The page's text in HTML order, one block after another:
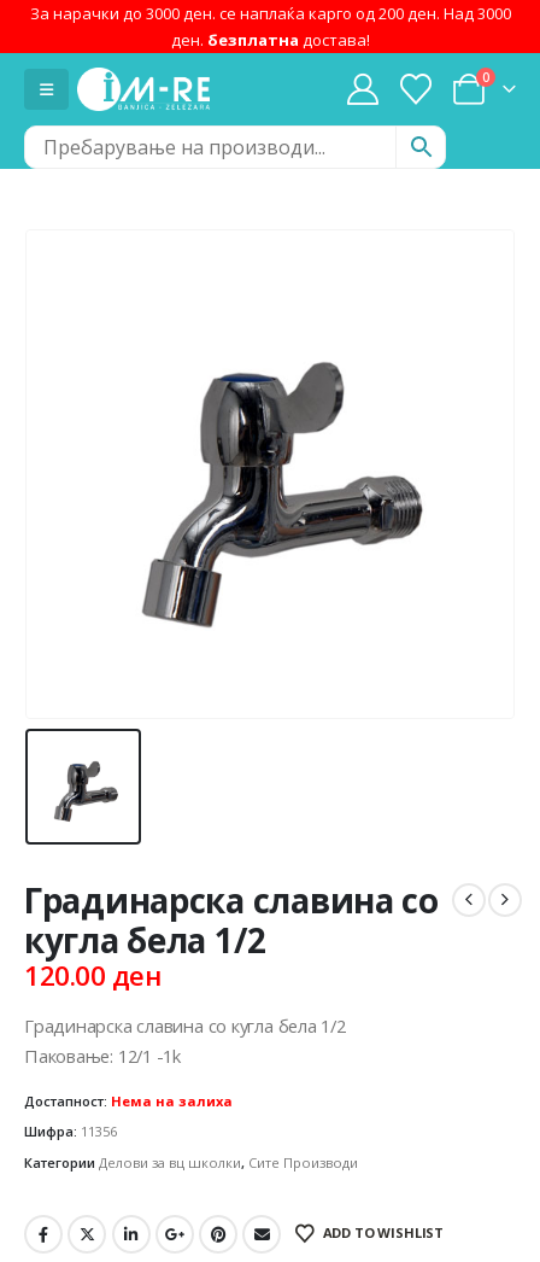
За нарачки до 3000 ден. се наплаќа карго од 200 ден. Над 3000
ден. безплатна достава!
0
Градинарска славина со
кугла бела 1/2
120.00 ден
Градинарска славина со кугла бела 1/2
Паковање: 12/1 -1k
Достапност: Нема на залиха
Шифра: 11356
Категории Делови за вц школки, Сите Производи
ADD TO WISHLIST